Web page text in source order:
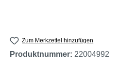
Zum Merkzettel hinzufügen
Produktnummer: 22004992